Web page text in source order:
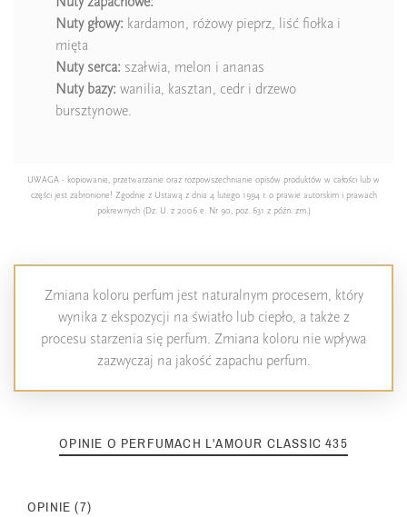
Nuty głowy: kardamon, różowy pieprz, liść fiołka i
mięta
Nuty serca: szałwia, melon i ananas
Nuty bazy: wanilia, kasztan, cedr i drzewo
bursztynowe.
UWAGA - kopiowanie, przetwarzanie oraz rozpowszechnianie opisów produktów w całości lub w
części jest zabronione! Zgodnie z Ustawą z dnia 4 lutego 1994 r. o prawie autorskim i prawach
pokrewnych (Dz. U. z 2006 e. Nr 90, poz. 631 z późn. zm.)
Zmiana koloru perfum jest naturalnym procesem, który
wynika z ekspozycji na światło lub ciepło, a także z
procesu starzenia się perfum. Zmiana koloru nie wpływa
zazwyczaj na jakość zapachu perfum.
OPINIE O PERFUMACH L'AMOUR CLASSIC 435
OPINIE (7)